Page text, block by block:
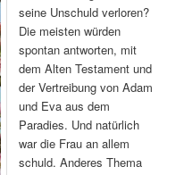
seine Unschuld verloren?
Die meisten würden
spontan antworten, mit
dem Alten Testament und
der Vertreibung von Adam
und Eva aus dem
Paradies. Und natürlich
war die Frau an allem
schuld. Anderes Thema